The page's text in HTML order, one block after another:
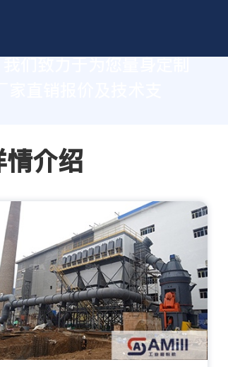
直销报价及技术支
介绍